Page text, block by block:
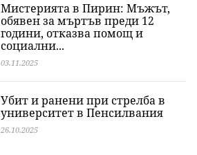
Мистерията в Пирин: Мъжът,
обявен за мъртъв преди 12
години, отказва помощ и
социални...
03.11.2025
Убит и ранени при стрелба в
университет в Пенсилвания
26.10.2025